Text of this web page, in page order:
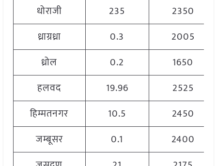
धोराजी
235
2350
ध्राग्रध्रा
0.3
2005
ध्रोल
0.2
1650
हलवद
19.96
2525
हिम्मतनगर
10.5
2450
जम्बूसर
0.1
2400